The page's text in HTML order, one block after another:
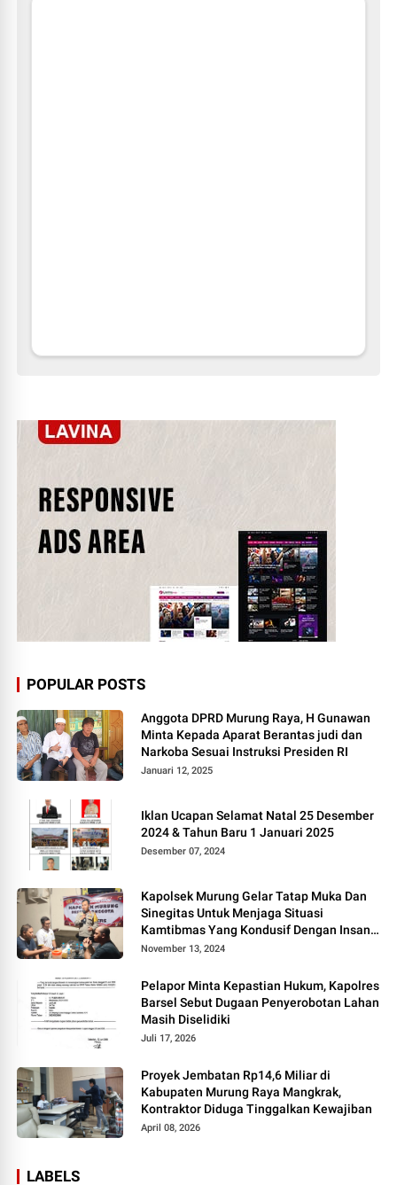
POPULAR POSTS
Anggota DPRD Murung Raya, H Gunawan
Minta Kepada Aparat Berantas judi dan
Narkoba Sesuai Instruksi Presiden RI
Januari 12, 2025
Iklan Ucapan Selamat Natal 25 Desember
2024 & Tahun Baru 1 Januari 2025
Desember 07, 2024
Kapolsek Murung Gelar Tatap Muka Dan
Sinegitas Untuk Menjaga Situasi
Kamtibmas Yang Kondusif Dengan Insan
Pers
November 13, 2024
Pelapor Minta Kepastian Hukum, Kapolres
Barsel Sebut Dugaan Penyerobotan Lahan
Masih Diselidiki
Juli 17, 2026
Proyek Jembatan Rp14,6 Miliar di
Kabupaten Murung Raya Mangkrak,
Kontraktor Diduga Tinggalkan Kewajiban
April 08, 2026
LABELS